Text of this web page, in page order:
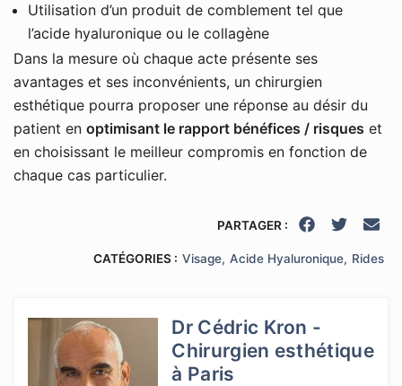
Utilisation d’un produit de comblement tel que
l’acide hyaluronique ou le collagène
Dans la mesure où chaque acte présente ses
avantages et ses inconvénients, un chirurgien
esthétique pourra proposer une réponse au désir du
patient en optimisant le rapport bénéfices / risques et
en choisissant le meilleur compromis en fonction de
chaque cas particulier.
PARTAGER :
CATÉGORIES : Visage Acide Hyaluronique Rides
Dr Cédric Kron -
Chirurgien esthétique
à Paris